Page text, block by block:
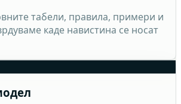
табели, правила, примери и
каде навистина се носат